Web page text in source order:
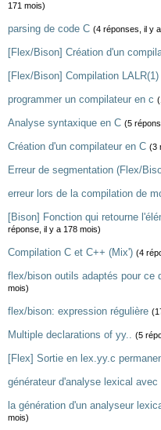
171 mois)
parsing de code C (4 réponses, il y
[Flex/Bison] Création d'un
[Flex/Bison] Compilation
programmer un compilateur en c
Analyse syntaxique en C (5
Création d'un compilateur en C (3
Erreur de segmentation (Flex/
erreur lors de la compilation de
[Bison] Fonction qui retourne
réponse, il y a 178 mois)
Compilation C et C++ (Mix') (4
flex/bison outils adaptés pour ce
mois)
flex/bison: expression régulière
Multiple declarations of yy.. (5
[Flex] Sortie en lex.yy.c
générateur d'analyse lexical avec
la génération d'un analyseur
mois)